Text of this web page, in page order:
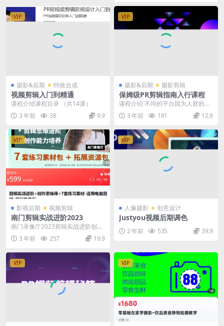
VIP
摄影&后期 特效合成
视频剪辑入门到精通
课程介绍课程目录 （共14课）
3 年前
38 9.9
VIP
摄影&后期 摄影剪辑
保姆级PR剪辑指南入行课程
课程介绍 不同的平台因为人群的喜
好，会有有不同风格视频风格去来
迎合观众，自然驾驭...
3 年前 181 12.9
VIP
影视后期 视频剪辑
南门剪辑实战进阶2023
南门录像厅2023剪辑实战进阶创作
思维+实战
3 年前 257 19.9
VIP
人像摄影 创意设计
Justyou视频后期调色
2 年前 535 39.9
VIP VIP